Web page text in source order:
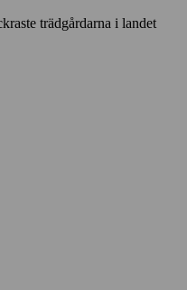
trädgårdarna i landet